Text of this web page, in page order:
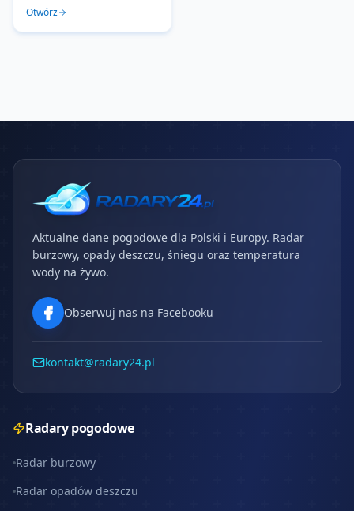
Otwórz
Aktualne dane pogodowe dla Polski i Europy. Radar
burzowy, opady deszczu, śniegu oraz temperatura
wody na żywo.
Obserwuj nas na Facebooku
kontakt@radary24.pl
Radary pogodowe
Radar burzowy
Radar opadów deszczu